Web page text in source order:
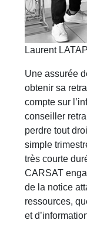
Laurent
Une assurée
obtenir sa
compte sur
conseiller
perdre tout
simple
très courte
CARSAT
de la notice
ressources,
et